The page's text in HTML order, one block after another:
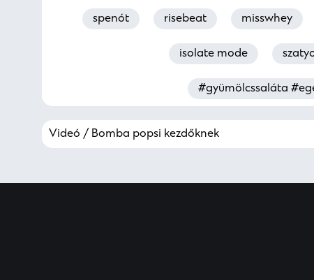
spenót risebeat misswhey
isolate mode
#gyümölcssaláta
Videó / Bomba popsi kezdőknek